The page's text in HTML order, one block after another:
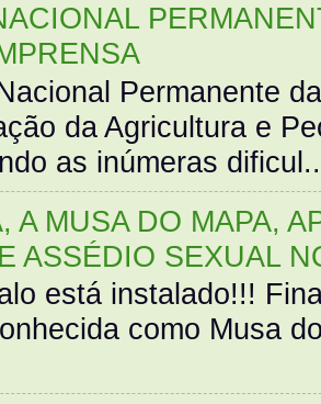
Permanente
da Agricultura e
as inúmeras
A MUSA DO MAPA,
ASSÉDIO SEXUAL
está instalado!!!
como Musa